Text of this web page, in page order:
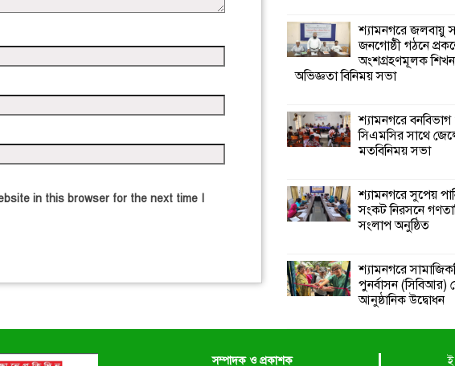
in this browser for the next time I
শ্যামনগরে জলবায়ু
জনগোষ্ঠী গঠনে
অংশগ্রহণমূলক
অভিজ্ঞতা বিনিময় সভা
শ্যামনগরে
সিএমসির সাথে
মতবিনিময় সভা
শ্যামনগরে সুপেয়
সংকট নিরসনে
সংলাপ অনুষ্ঠিত
শ্যামনগরে
পুনর্বাসন (সিবিআর)
আনুষ্ঠানিক উদ্বোধন
সম্পাদক ও প্রকাশক